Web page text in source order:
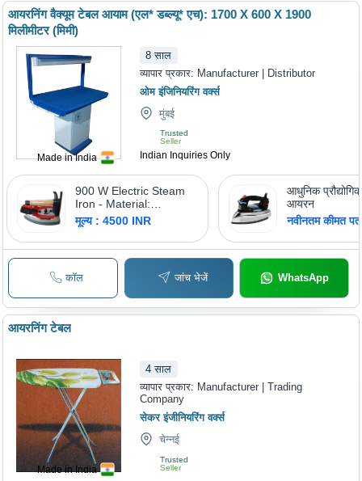
Made in India
आयरनिंग वैक्यूम टेबल आयाम (एल* डब्ल्यू* एच): 1700 X 600 X 1900
मिलीमीटर (मिमी)
8 साल
व्यापार प्रकार: Manufacturer | Distributor
ओम इंजिनियरिंग वर्क्स
मुंबई
Trusted
Seller
Indian Inquiries Only
900 W Electric Steam
Iron - Material:
Aluminum
मूल्य : 4500 INR
आधुनिक
आयरन
नवीनतम कीमत
कॉल जांच भेजें WhatsApp
Made in India
आयरनिंग टेबल
4 साल
व्यापार प्रकार: Manufacturer | Trading
Company
सेकर इंजीनियरिंग वर्क्स
चेन्नई
Trusted
Seller